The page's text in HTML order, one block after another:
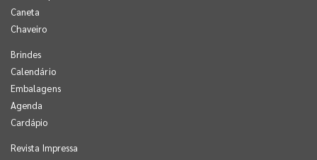
Caneta
Chaveiro
Brindes
Calendário
Embalagens
Agenda
Cardápio
Revista Impressa